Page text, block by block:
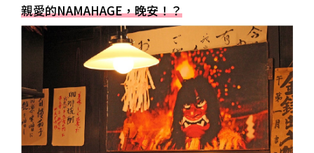
親愛的NAMAHAGE，晚安！？